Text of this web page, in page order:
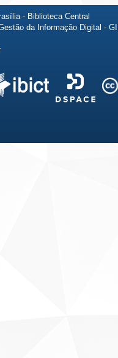
- Biblioteca Central
da Informação Digital -